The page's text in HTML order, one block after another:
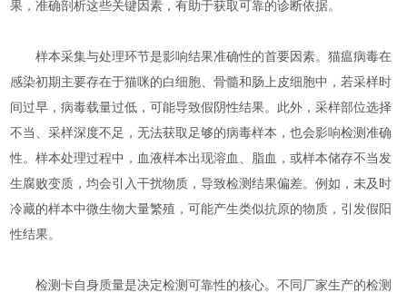
果，准确剖析这些关键因素，有助于获取可靠的诊断依据。​
样本采集与处理环节是影响结果准确性的首要因素。猫瘟病毒在
感染初期主要存在于猫咪的白细胞、骨髓和肠上皮细胞中，若采样时
间过早，病毒载量过低，可能导致假阴性结果。此外，采样部位选择
不当、采样深度不足，无法获取足够的病毒样本，也会影响检测准确
性。样本处理过程中，血液样本出现溶血、脂血，或样本储存不当发
生腐败变质，均会引入干扰物质，导致检测结果偏差。例如，未及时
冷藏的样本中微生物大量繁殖，可能产生类似抗原的物质，引发假阳
性结果。​
检测卡自身质量是决定检测可靠性的核心。不同厂家生产的检测